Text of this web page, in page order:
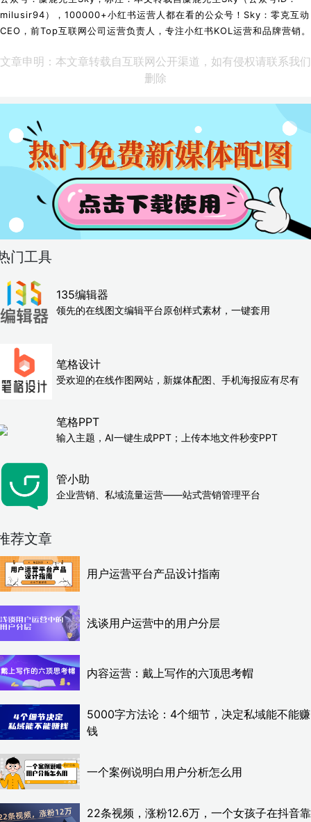
milusir94），100000+小红书运营人都在看的公众号！Sky：零克互动
CEO，前Top互联网公司运营负责人，专注小红书KOL运营和品牌营销。
文章申明：本文章转载自互联网公开渠道，如有侵权请联系我们
删除
门工具
135编辑器
领先的在线图文编辑平台原创样式素材，一键套用
笔格设计
受欢迎的在线作图网站，新媒体配图、手机海报应有尽有
笔格PPT
输入主题，AI一键生成PPT；上传本地文件秒变PPT
管小助
企业营销、私域流量运营——站式营销管理平台
荐文章
用户运营平台产品设计指南
浅谈用户运营中的用户分层
内容运营：戴上写作的六顶思考帽
5000字方法论：4个细节，决定私域能不能赚
钱
一个案例说明白用户分析怎么用
22条视频，涨粉12.6万，一个女孩子在抖音靠